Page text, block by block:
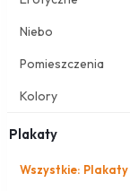
Niebo
Pomieszczenia
Kolory
Plakaty
Wszystkie: Plakaty